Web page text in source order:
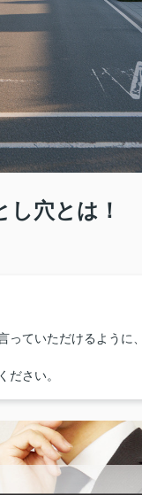
穴とは！
っていただけるように
ださい。